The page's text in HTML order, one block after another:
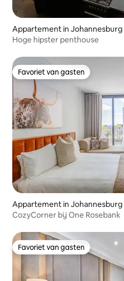
Appartement in Johannesburg
Hoge hipster penthouse
Favoriet van gasten
Favoriet van gasten
Appartement in Johannesburg
CozyCorner bij One Rosebank
Favoriet van gasten
Favoriet van gasten